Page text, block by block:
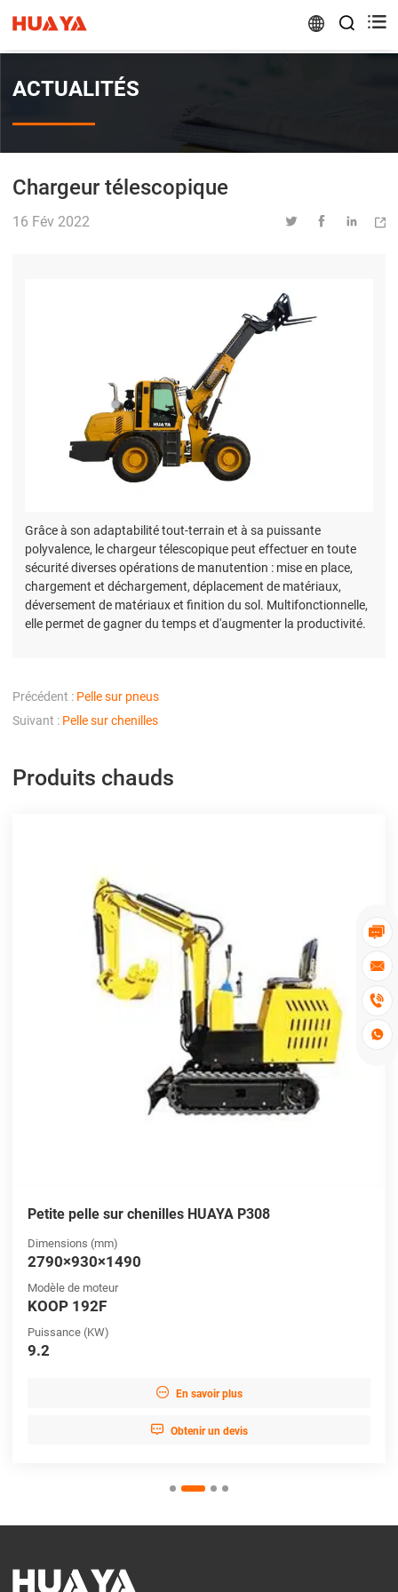
 




ACTUALITÉS
Chargeur télescopique
16 Fév 2022    
Grâce à son adaptabilité tout-terrain et à sa puissante
polyvalence, le chargeur télescopique peut effectuer en toute
sécurité diverses opérations de manutention : mise en place,
chargement et déchargement, déplacement de matériaux,
déversement de matériaux et finition du sol. Multifonctionnelle,
elle permet de gagner du temps et d'augmenter la productivité.
Précédent : Pelle sur pneus
Suivant : Pelle sur chenilles
Produits chauds
Petite pelle sur chenilles HUAYA P308
Dimensions (mm)
2790×930×1490
Modèle de moteur
KOOP 192F
Puissance (KW)
9.2
 En savoir plus
 Obtenir un devis